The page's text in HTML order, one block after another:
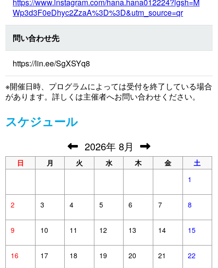
https://www.instagram.com/hana.hana012224?igsh=M
Wp3d3F0eDhyc2ZzaA%3D%3D&utm_source=qr
問い合わせ先
https://lin.ee/SgXSYq8
※開催日時、プログラムによっては受付を終了している場合
があります。詳しくは主催者へお問い合わせください。
スケジュール
2026年 8月
日 月 火 水 木 金
土
1
2 3 4 5 6 7 8
9 10 11 12 13 14 15
16 17 18 19 20 21 22